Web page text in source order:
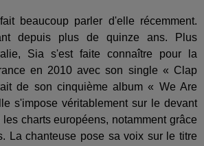
beaucoup parler d'elle récemment.
depuis plus de quinze ans. Plus
Sia s'est faite connaître pour la
en 2010 avec son single « Clap
de son cinquième album « We Are
s'impose véritablement sur le devant
charts européens, notamment grâce
La chanteuse pose sa voix sur le titre